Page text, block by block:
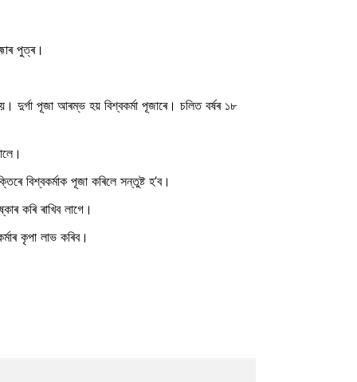
পুত্ৰ।
দুৰ্গা পূজা আৰম্ভ হয় বিশ্বকৰ্মা পূজাৰে। চলিত বৰ্ষৰ ১৮
বিশ্বকৰ্মাক পূজা কৰিলে সন্তুষ্ট হ’ব।
কৰি ৰাখিব লাগে।
কৃপা লাভ কৰিব।